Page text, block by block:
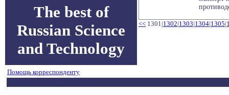
The best of
Russian Science
and Technology
<< 1301|1302|1303|1304|1305|
Помощь корреспонденту